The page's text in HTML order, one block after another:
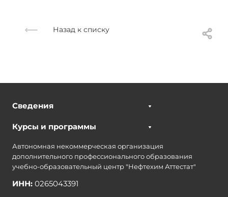
Назад к списку
Сведения
Курсы и программы
Автономная некоммерческая организация
дополнительного профессионального образования
учебно-образовательный центр "Нефтехим Аттестат"
ИНН: 0265043391